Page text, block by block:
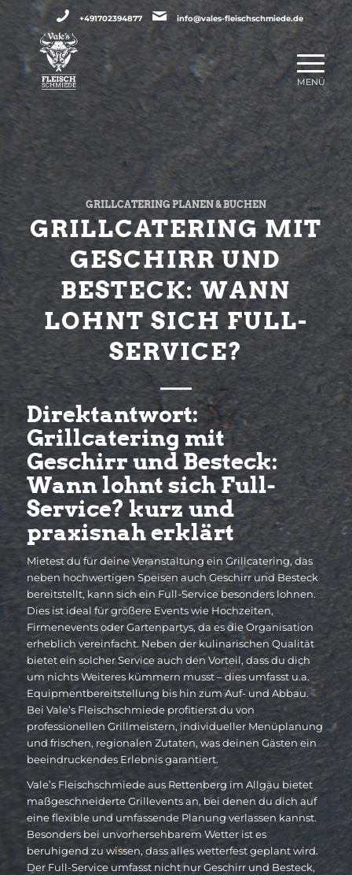
+491702394877 info@vales-fleischschmiede.de
GRILLCATERING PLANEN & BUCHEN
GRILLCATERING MIT
GESCHIRR UND
BESTECK: WANN
LOHNT SICH FULL-
SERVICE?
Direktantwort:
Grillcatering mit
Geschirr und Besteck:
Wann lohnt sich Full-
Service? kurz und
praxisnah erklärt
Mietest du für deine Veranstaltung ein Grillcatering, das
neben hochwertigen Speisen auch Geschirr und Besteck
bereitstellt, kann sich ein Full-Service besonders lohnen.
Dies ist ideal für größere Events wie Hochzeiten,
Firmenevents oder Gartenpartys, da es die Organisation
erheblich vereinfacht. Neben der kulinarischen Qualität
bietet ein solcher Service auch den Vorteil, dass du dich
um nichts Weiteres kümmern musst – dies umfasst u.a.
Equipmentbereitstellung bis hin zum Auf- und Abbau.
Bei Vale’s Fleischschmiede profitierst du von
professionellen Grillmeistern, individueller Menüplanung
und frischen, regionalen Zutaten, was deinen Gästen ein
beeindruckendes Erlebnis garantiert.
Vale’s Fleischschmiede aus Rettenberg im Allgäu bietet
maßgeschneiderte Grillevents an, bei denen du dich auf
eine flexible und umfassende Planung verlassen kannst.
Besonders bei unvorhersehbarem Wetter ist es
beruhigend zu wissen, dass alles wetterfest geplant wird.
Der Full-Service umfasst nicht nur Geschirr und Besteck,